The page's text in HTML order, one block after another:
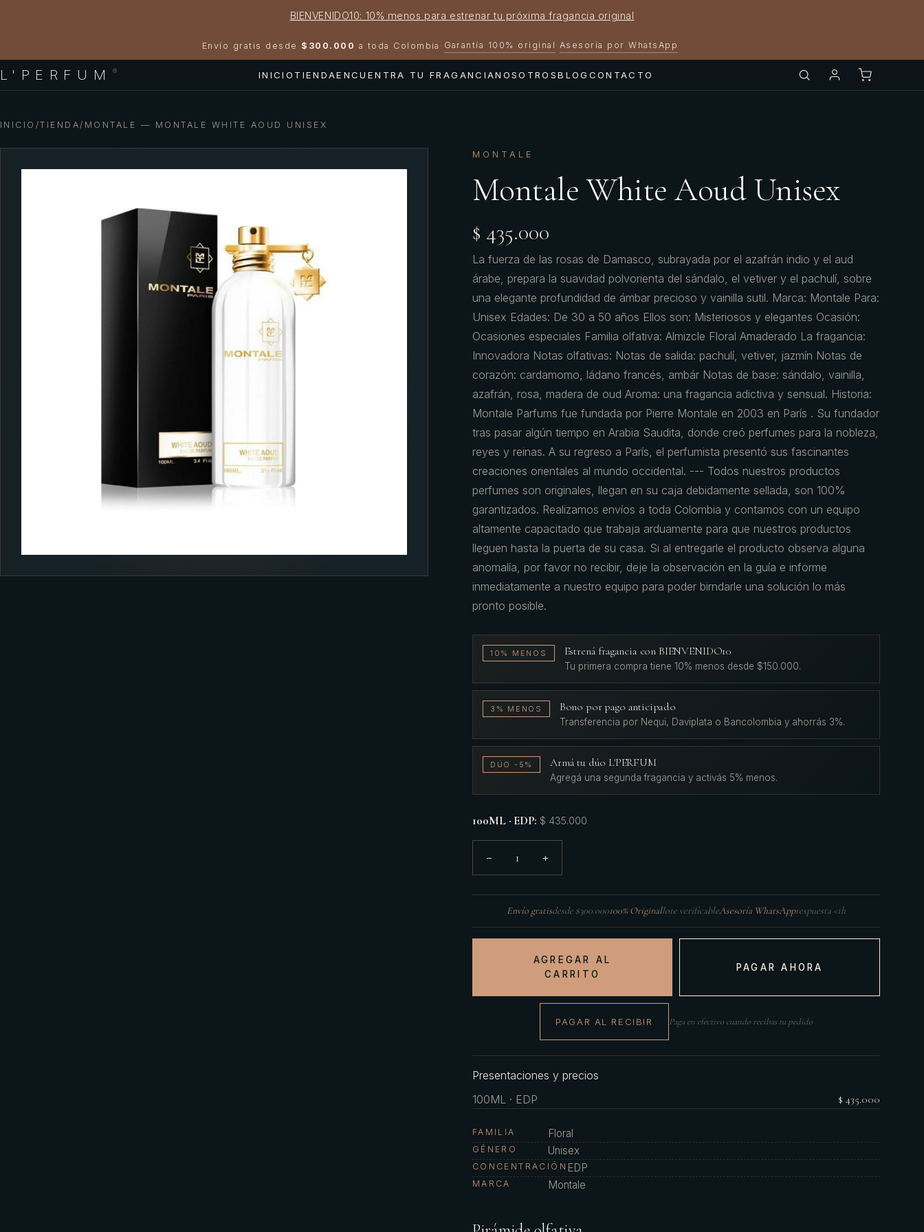
BIENVENIDO10: 10% menos para estrenar tu próxima fragancia original
Envío gratis desde $300.000 a toda Colombia · Garantía 100% original · Asesoría por WhatsApp
L'PERFUM ® INICIO TIENDAENCUENTRA TU FRAGANCIANOSOTROSBLOG CONTACTO
INICIO /TIENDA/ MONTALE — MONTALE WHITE AOUD UNISEX
MONTALE
Montale White Aoud Unisex
$ 435.000
La fuerza de las rosas de Damasco, subrayada por el azafrán indio y el aud
árabe, prepara la suavidad polvorienta del sándalo, el vetiver y el pachulí, sobre
una elegante profundidad de ámbar precioso y vainilla sutil. Marca: Montale Para:
Unisex Edades: De 30 a 50 años Ellos son: Misteriosos y elegantes Ocasión:
Ocasiones especiales Familia olfativa: Almizcle Floral Amaderado La fragancia:
Innovadora Notas olfativas: Notas de salida: pachulí, vetiver, jazmín Notas de
corazón: cardamomo, ládano francés, ambár Notas de base: sándalo, vainilla,
azafrán, rosa, madera de oud Aroma: una fragancia adictiva y sensual. Historia:
Montale Parfums fue fundada por Pierre Montale en 2003 en París . Su fundador
tras pasar algún tiempo en Arabia Saudita, donde creó perfumes para la nobleza,
reyes y reinas. A su regreso a París, el perfumista presentó sus fascinantes
creaciones orientales al mundo occidental. --- Todos nuestros productos
perfumes son originales, llegan en su caja debidamente sellada, son 100%
garantizados. Realizamos envíos a toda Colombia y contamos con un equipo
altamente capacitado que trabaja arduamente para que nuestros productos
lleguen hasta la puerta de su casa. Si al entregarle el producto observa alguna
anomalía, por favor no recibir, deje la observación en la guía e informe
inmediatamente a nuestro equipo para poder birndarle una solución lo más
pronto posible.
10% MENOS Estrená fragancia con BIENVENIDO10
Tu primera compra tiene 10% menos desde $150.000.
3% MENOS Bono por pago anticipado
Transferencia por Nequi, Daviplata o Bancolombia y ahorrás 3%.
DÚO -5% Armá tu dúo L'PERFUM
Agregá una segunda fragancia y activás 5% menos.
100ML · EDP: $ 435.000
− 1 +
Envío gratisdesde $300.000100% Originallote verificableAsesoría WhatsApprespuesta <1h
AGREGAR AL
CARRITO
PAGAR AHORA
PAGAR AL RECIBIR Paga en efectivo cuando recibas tu pedido
Presentaciones y precios
100ML · EDP
$ 435.000
FAMILIA Floral
GÉNERO Unisex
CONCENTRACIÓN EDP
MARCA Montale